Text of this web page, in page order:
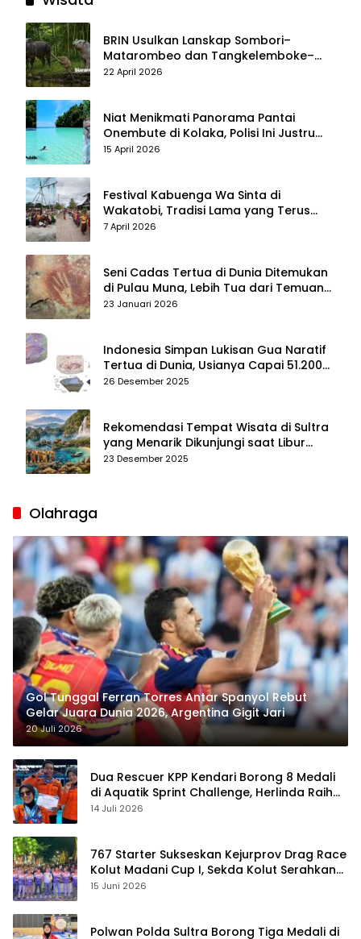
BRIN Usulkan Lanskap Sombori–
Matarombeo dan Tangkelemboke–
Mekongga di Sulawesi Tenggara Jadi
22 April 2026
Niat Menikmati Panorama Pantai
Onembute di Kolaka, Polisi Ini Justru
Berakhir Membersihkan Sampah
15 April 2026
Festival Kabuenga Wa Sinta di
Wakatobi, Tradisi Lama yang Terus
Hidup dan Jadi Daya Tarik Wisata
7 April 2026
Seni Cadas Tertua di Dunia Ditemukan
di Pulau Muna, Lebih Tua dari Temuan
di Maros–Pangkep
23 Januari 2026
Indonesia Simpan Lukisan Gua Naratif
Tertua di Dunia, Usianya Capai 51.200
Tahun
26 Desember 2025
Rekomendasi Tempat Wisata di Sultra
yang Menarik Dikunjungi saat Libur
Tahun Baru 2026
23 Desember 2025
Olahraga
Gol Tunggal Ferran Torres Antar Spanyol Rebut
Gelar Juara Dunia 2026, Argentina Gigit Jari
20 Juli 2026
Dua Rescuer KPP Kendari Borong 8 Medali
di Aquatik Sprint Challenge, Herlinda Raih
Best Swimmer
14 Juli 2026
767 Starter Sukseskan Kejurprov Drag Race
Kolut Madani Cup I, Sekda Kolut Serahkan
Trofi
15 Juni 2026
Polwan Polda Sultra Borong Tiga Medali di